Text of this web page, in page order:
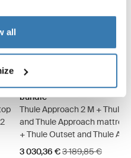
all
bundle Ashland harmaa
essentials bundle Ashland
essentials bundle Tumma
essentials bundle
Thule Approach 2 M camp
Thule Approach 2 L
Thule Approach 2
Thule
Thule Approach 2 M camp
bundle
Thule Approach 2 M + Thule
and Thule Approach
+ Thule Outset and Thule
fitted sheet
Alennushinta
3 030,36 €Alkuperäinen hinta
3 189,85 €